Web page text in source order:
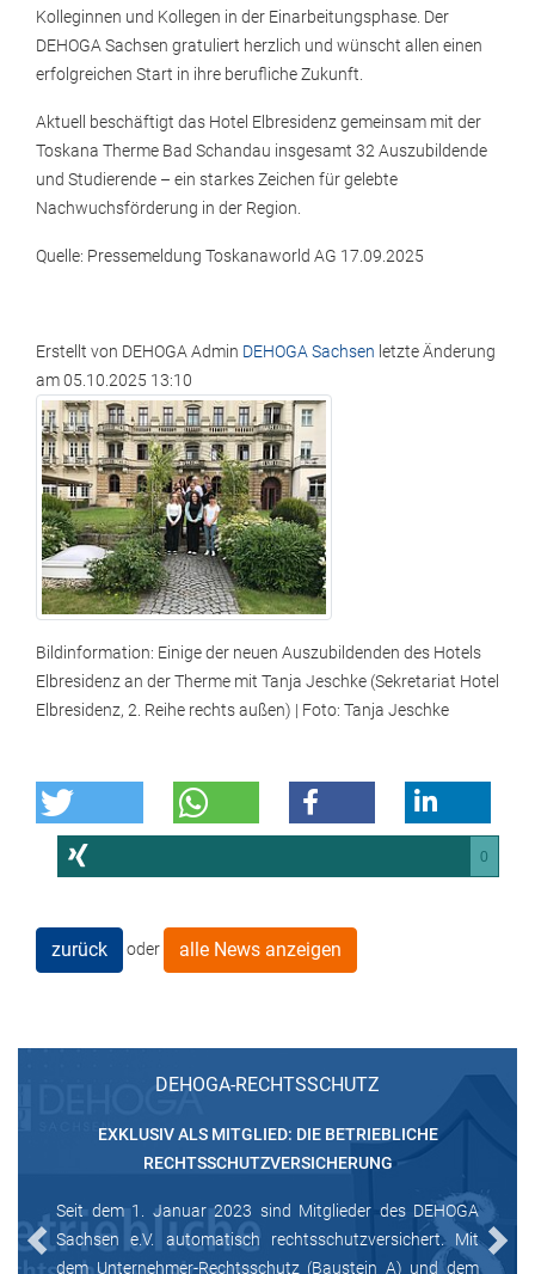
Kolleginnen und Kollegen in der Einarbeitungsphase. Der
DEHOGA Sachsen gratuliert herzlich und wünscht allen einen
erfolgreichen Start in ihre berufliche Zukunft.
Aktuell beschäftigt das Hotel Elbresidenz gemeinsam mit der
Toskana Therme Bad Schandau insgesamt 32 Auszubildende
und Studierende – ein starkes Zeichen für gelebte
Nachwuchsförderung in der Region.
Quelle: Pressemeldung Toskanaworld AG 17.09.2025
Erstellt von DEHOGA Admin DEHOGA Sachsen letzte Änderung
am05.10.2025 13:10
Bildinformation: Einige der neuen Auszubildenden des Hotels
Elbresidenz an der Therme mit Tanja Jeschke (Sekretariat Hotel
Elbresidenz, 2. Reihe rechts außen) | Foto: Tanja Jeschke
0
zurück oder alle News anzeigen
DEHOGA-RECHTSSCHUTZ
EXKLUSIV ALS MITGLIED: DIE BETRIEBLICHE
RECHTSSCHUTZVERSICHERUNG
Seit dem 1. Januar 2023 sind Mitglieder des DEHOGA
Sachsen e.V. automatisch rechtsschutzversichert. Mit
dem Unternehmer-Rechtsschutz (Baustein A) und dem
Previous Next